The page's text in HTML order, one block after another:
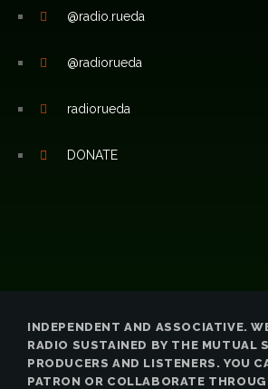
@radio.rueda
@radiorueda
radiorueda
DONATE
INDEPENDENT AND ASSOCIATIVE.
RADIO SUSTAINED BY THE MUTUAL
PRODUCERS AND LISTENERS. YOU
PATRON OR COLLABORATE